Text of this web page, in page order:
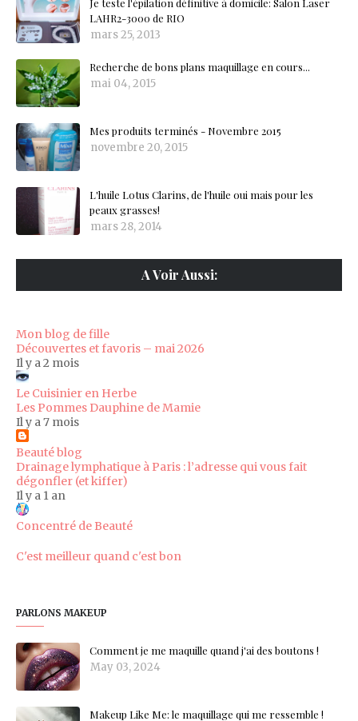
Je teste l'épilation définitive à domicile: Salon Laser
LAHR2-3000 de RIO
mars 25, 2013
Recherche de bons plans maquillage en cours...
mai 04, 2015
Mes produits terminés - Novembre 2015
novembre 20, 2015
L'huile Lotus Clarins, de l'huile oui mais pour les
peaux grasses!
mars 28, 2014
A Voir Aussi:
Mon blog de fille
Découvertes et favoris – mai 2026
Il y a 2 mois
Le Cuisinier en Herbe
Les Pommes Dauphine de Mamie
Il y a 7 mois
Beauté blog
Drainage lymphatique à Paris : l’adresse qui vous fait
dégonfler (et kiffer)
Il y a 1 an
Concentré de Beauté
C'est meilleur quand c'est bon
PARLONS MAKEUP
Comment je me maquille quand j'ai des boutons !
May 03, 2024
Makeup Like Me: le maquillage qui me ressemble !